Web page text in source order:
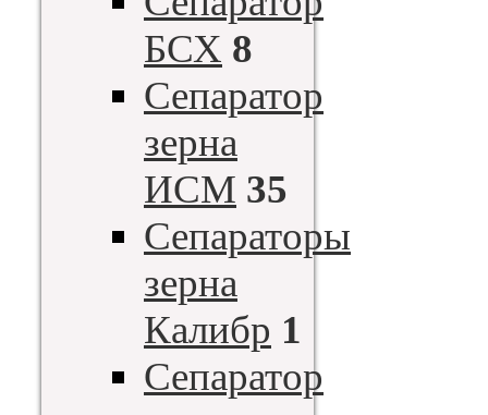
БСХ 8
Сепаратор
зерна
ИСМ 35
Сепараторы
зерна
Калибр 1
Сепаратор